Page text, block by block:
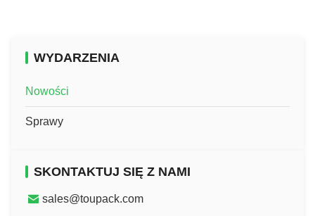
WYDARZENIA
Nowości
Sprawy
SKONTAKTUJ SIĘ Z NAMI
sales@toupack.com